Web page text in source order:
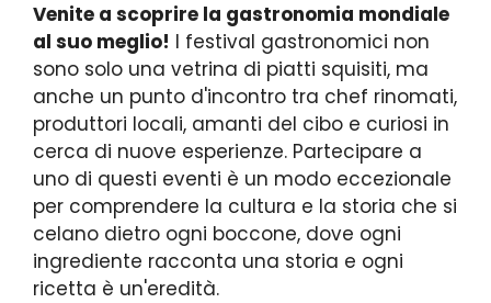
Venite a scoprire la gastronomia mondiale
al suo meglio! I festival gastronomici non
sono solo una vetrina di piatti squisiti, ma
anche un punto d'incontro tra chef rinomati,
produttori locali, amanti del cibo e curiosi in
cerca di nuove esperienze. Partecipare a
uno di questi eventi è un modo eccezionale
per comprendere la cultura e la storia che si
celano dietro ogni boccone, dove ogni
ingrediente racconta una storia e ogni
ricetta è un'eredità.